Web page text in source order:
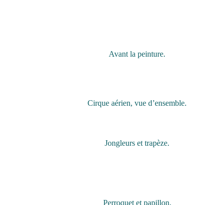
Avant la peinture.
Cirque aérien, vue d’ensemble.
Jongleurs et trapèze.
Perroquet et papillon.